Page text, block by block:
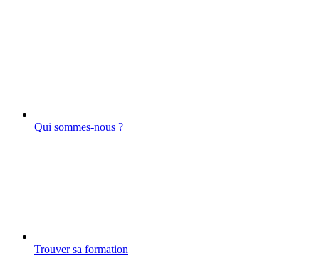
Qui sommes-nous ?
Trouver sa formation